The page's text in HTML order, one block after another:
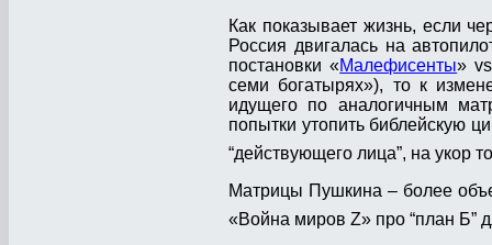
Как показывает жизнь, если
Россия двигалась на
постановки «Малефисенты»
семи богатырях»), то к
идущего по аналогичным
попытки утопить библейскую
“действующего лица”, на укор
Матрицы Пушкина – более
«Война миров Z» про “план Б”